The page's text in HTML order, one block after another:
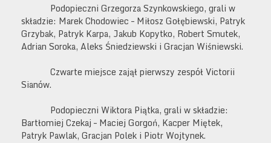
Podopieczni Grzegorza Szynkowskiego, grali w
składzie: Marek Chodowiec – Miłosz Gołębiewski, Patryk
Grzybak, Patryk Karpa, Jakub Kopytko, Robert Smutek,
Adrian Soroka, Aleks Śniedziewski i Gracjan Wiśniewski.
Czwarte miejsce zajął pierwszy zespół Victorii
Sianów.
Podopieczni Wiktora Piątka, grali w składzie:
Bartłomiej Czekaj – Maciej Gorgoń, Kacper Miętek,
Patryk Pawlak, Gracjan Polek i Piotr Wojtynek.